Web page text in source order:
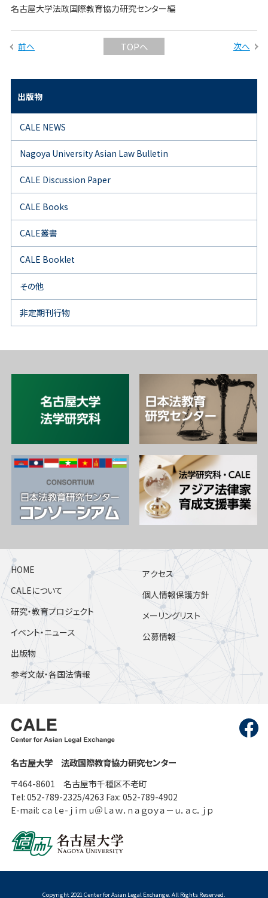
名古屋大学法政国際教育協力研究センター編
前へ TOPへ 次へ
出版物
CALE NEWS
Nagoya University Asian Law Bulletin
CALE Discussion Paper
CALE Books
CALE叢書
CALE Booklet
その他
非定期刊行物
HOME
CALEについて
研究・教育プロジェクト
イベント・ニュース
出版物
参考文献・各国法情報
アクセス
個人情報保護方針
メーリングリスト
公募情報
名古屋大学 法政国際教育協力研究センター
〒464-8601 名古屋市千種区不老町
Tel: 052-789-2325/4263 Fax: 052-789-4902
E-mail: ｃａｌｅ-ｊｉｍｕ＠ｌａｗ．ｎａｇｏｙａ－ｕ．ａｃ．ｊｐ
Copyright 2021 Center for Asian Legal Exchange. All Rights Reserved.